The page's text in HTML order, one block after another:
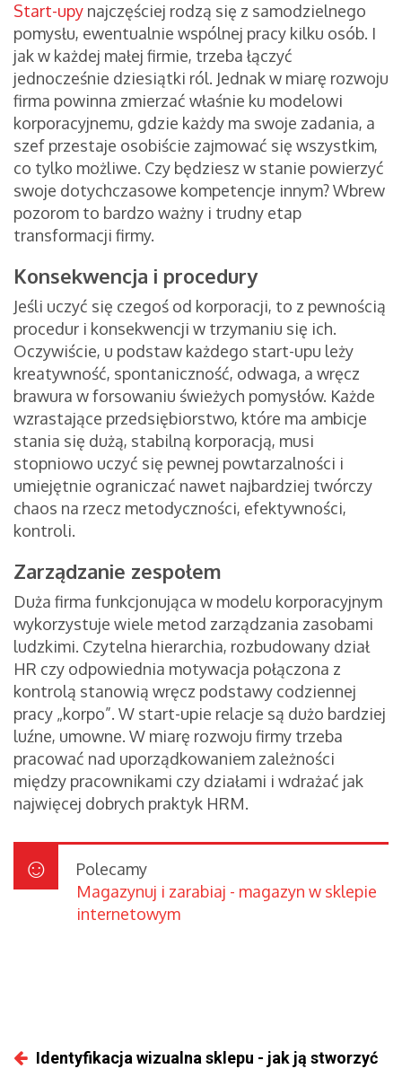
Start-upy najczęściej rodzą się z samodzielnego
pomysłu, ewentualnie wspólnej pracy kilku osób. I
jak w każdej małej firmie, trzeba łączyć
jednocześnie dziesiątki ról. Jednak w miarę rozwoju
firma powinna zmierzać właśnie ku modelowi
korporacyjnemu, gdzie każdy ma swoje zadania, a
szef przestaje osobiście zajmować się wszystkim,
co tylko możliwe. Czy będziesz w stanie powierzyć
swoje dotychczasowe kompetencje innym? Wbrew
pozorom to bardzo ważny i trudny etap
transformacji firmy.
Konsekwencja i procedury
Jeśli uczyć się czegoś od korporacji, to z pewnością
procedur i konsekwencji w trzymaniu się ich.
Oczywiście, u podstaw każdego start-upu leży
kreatywność, spontaniczność, odwaga, a wręcz
brawura w forsowaniu świeżych pomysłów. Każde
wzrastające przedsiębiorstwo, które ma ambicje
stania się dużą, stabilną korporacją, musi
stopniowo uczyć się pewnej powtarzalności i
umiejętnie ograniczać nawet najbardziej twórczy
chaos na rzecz metodyczności, efektywności,
kontroli.
Zarządzanie zespołem
Duża firma funkcjonująca w modelu korporacyjnym
wykorzystuje wiele metod zarządzania zasobami
ludzkimi. Czytelna hierarchia, rozbudowany dział
HR czy odpowiednia motywacja połączona z
kontrolą stanowią wręcz podstawy codziennej
pracy „korpo”. W start-upie relacje są dużo bardziej
luźne, umowne. W miarę rozwoju firmy trzeba
pracować nad uporządkowaniem zależności
między pracownikami czy działami i wdrażać jak
najwięcej dobrych praktyk HRM.
Polecamy
Magazynuj i zarabiaj - magazyn w sklepie
internetowym
Identyfikacja wizualna sklepu - jak ją stworzyć